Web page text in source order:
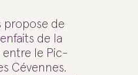
propose de
de la
le Pic-
Cévennes.